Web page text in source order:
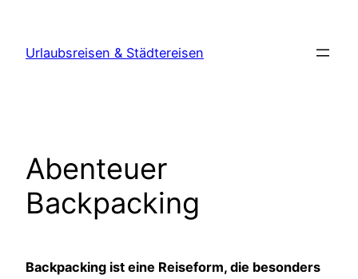
springen
Urlaubsreisen & Städtereisen
Abenteuer
Backpacking
Backpacking ist eine Reiseform, die besonders